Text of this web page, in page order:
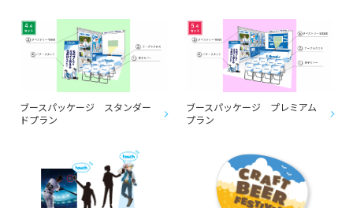
ブースパッケージ スタンダー
ドプラン
ブースパッケージ プレミアム
プラン